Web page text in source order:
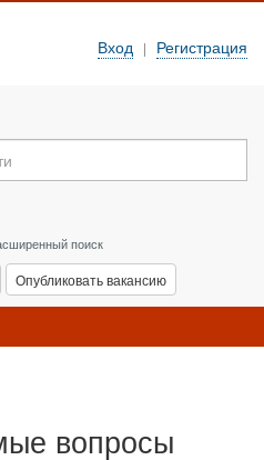
Вход | Регистрация
поиск
Опубликовать вакансию
вопросы